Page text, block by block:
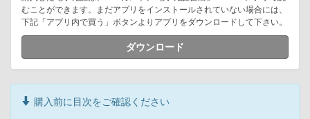
むことができます。まだアプリをインストールされていない場合には、
下記「アプリ内で買う」ボタンよりアプリをダウンロードして下さい。
ダウンロード
購入前に目次をご確認ください